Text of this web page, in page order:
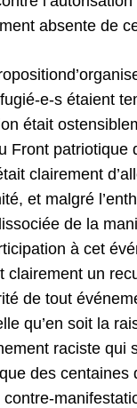
absente de
e-s étaient
était
Front patriotique
clairement
et malgré
de la
à cet
un
de tout
qu’en soit la
raciste qui
des centaines